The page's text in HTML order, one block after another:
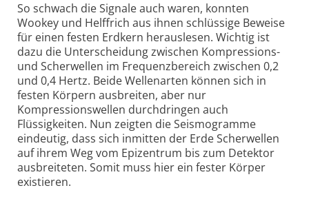
So schwach die Signale auch waren, konnten
Wookey und Helffrich aus ihnen schlüssige Beweise
für einen festen Erdkern herauslesen. Wichtig ist
dazu die Unterscheidung zwischen Kompressions-
und Scherwellen im Frequenzbereich zwischen 0,2
und 0,4 Hertz. Beide Wellenarten können sich in
festen Körpern ausbreiten, aber nur
Kompressionswellen durchdringen auch
Flüssigkeiten. Nun zeigten die Seismogramme
eindeutig, dass sich inmitten der Erde Scherwellen
auf ihrem Weg vom Epizentrum bis zum Detektor
ausbreiteten. Somit muss hier ein fester Körper
existieren.